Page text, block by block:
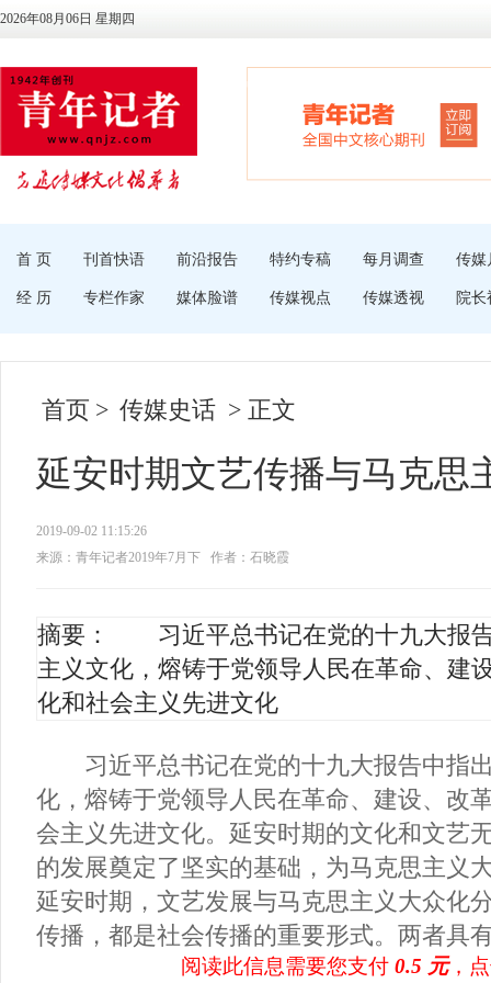
2026年08月06日 星期四
首 页 刊首快语 前沿报告 特约专稿 每月调查 传媒
经 历 专栏作家 媒体脸谱 传媒视点 传媒透视 院长
首页 > 传媒史话 > 正文
延安时期文艺传播与马克思
2019-09-02 11:15:26
来源：青年记者2019年7月下
作者：石晓霞
摘要： 习近平总书记在党的十九大报告
主义文化，熔铸于党领导人民在革命、建
化和社会主义先进文化
习近平总书记在党的十九大报告中指
化，熔铸于党领导人民在革命、建设、改
会主义先进文化。延安时期的文化和文艺
的发展奠定了坚实的基础，为马克思主义
延安时期，文艺发展与马克思主义大众化
传播，都是社会传播的重要形式。两者具
阅读此信息需要您支付 0.5 元，